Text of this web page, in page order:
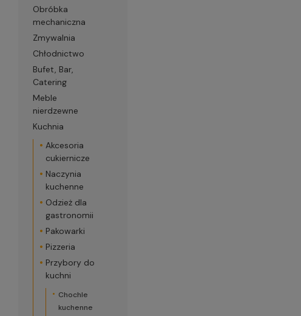
Obróbka
mechaniczna
Zmywalnia
Chłodnictwo
Bufet, Bar,
Catering
Meble
nierdzewne
Kuchnia
Akcesoria
cukiernicze
Naczynia
kuchenne
Odzież dla
gastronomii
Pakowarki
Pizzeria
Przybory do
kuchni
Chochle
kuchenne